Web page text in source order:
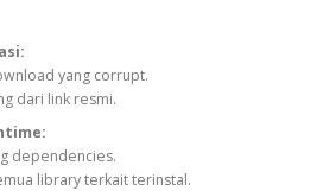
yang corrupt.
dari link resmi.
dependencies.
library terkait terinstal.